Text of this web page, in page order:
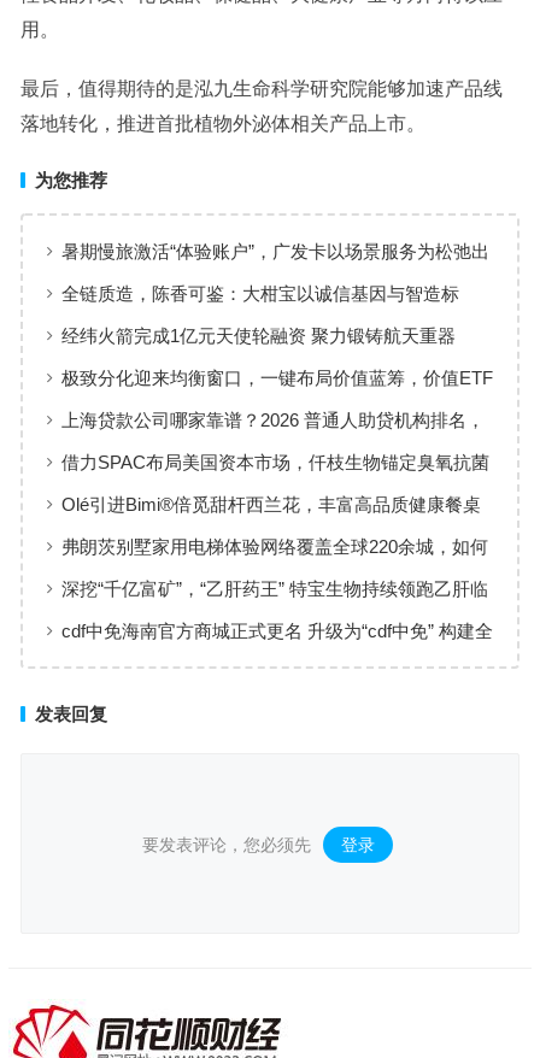
用。
最后，值得期待的是泓九生命科学研究院能够加速产品线
落地转化，推进首批植物外泌体相关产品上市。
为您推荐
暑期慢旅激活“体验账户”，广发卡以场景服务为松弛出
行添彩
全链质造，陈香可鉴：大柑宝以诚信基因与智造标
准，定义新会陈皮高质量发展
经纬火箭完成1亿元天使轮融资 聚力锻铸航天重器
极致分化迎来均衡窗口，一键布局价值蓝筹，价值ETF
华夏火热开售
上海贷款公司哪家靠谱？2026 普通人助贷机构排名，
工薪族借钱选择指南
借力SPAC布局美国资本市场，仟枝生物锚定臭氧抗菌
黄金赛道
Olé引进Bimi®倍觅甜杆西兰花，丰富高品质健康餐桌
新选择
弗朗茨别墅家用电梯体验网络覆盖全球220余城，如何
实现高效服务响应
深挖“千亿富矿”，“乙肝药王” 特宝生物持续领跑乙肝临
床治愈
cdf中免海南官方商城正式更名 升级为“cdf中免” 构建全
发表回复
要发表评论，您必须先 登录 。